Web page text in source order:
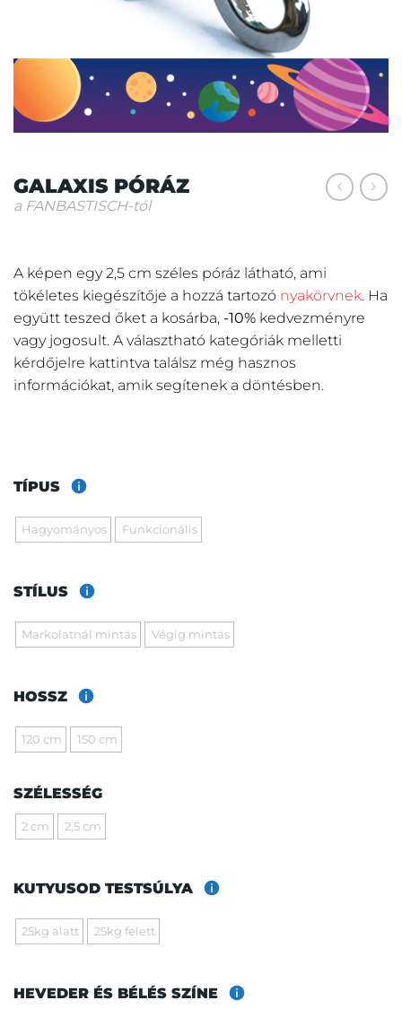
GALAXIS PÓRÁZ
a FANBASTISCH-tól
A képen egy 2,5 cm széles póráz látható, ami
tökéletes kiegészítője a hozzá tartozó nyakörvnek. Ha
együtt teszed őket a kosárba, -10% kedvezményre
vagy jogosult. A választható kategóriák melletti
kérdőjelre kattintva találsz még hasznos
információkat, amik segítenek a döntésben.
TÍPUS
Hagyományos Funkcionális
STÍLUS
Markolatnál mintás Végig mintás
HOSSZ
120 cm 150 cm
SZÉLESSÉG
2 cm 2,5 cm
KUTYUSOD TESTSÚLYA
25kg alatt 25kg felett
HEVEDER ÉS BÉLÉS SZÍNE